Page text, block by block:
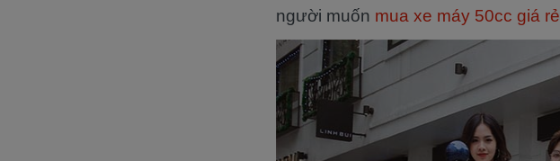
người muốn mua xe máy 50cc giá rẻ